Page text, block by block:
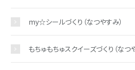
my☆シールづくり（なつやすみ）
もちゅもちゅスクイーズづくり（なつ